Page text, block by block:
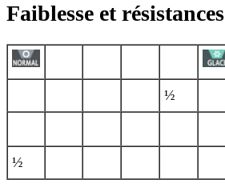
Faiblesse et résistances
½
½